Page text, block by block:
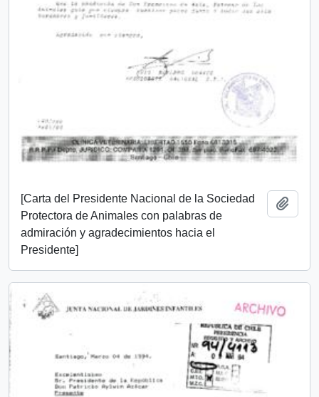
[Carta del Presidente Nacional de la Sociedad
Protectora de Animales con palabras de
admiración y agradecimientos hacia el
Presidente]